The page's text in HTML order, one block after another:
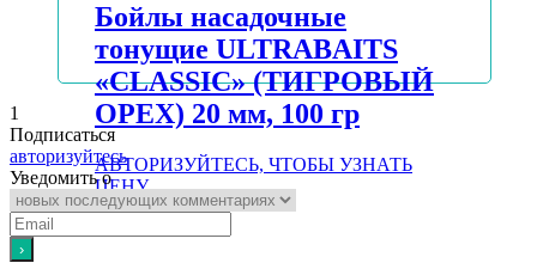
Бойлы насадочные
тонущие ULTRABAITS
«CLASSIC» (ТИГРОВЫЙ
ОРЕХ) 20 мм, 100 гр
АВТОРИЗУЙТЕСЬ, ЧТОБЫ УЗНАТЬ
ЦЕНУ
1
Подписаться
авторизуйтесь
Уведомить о